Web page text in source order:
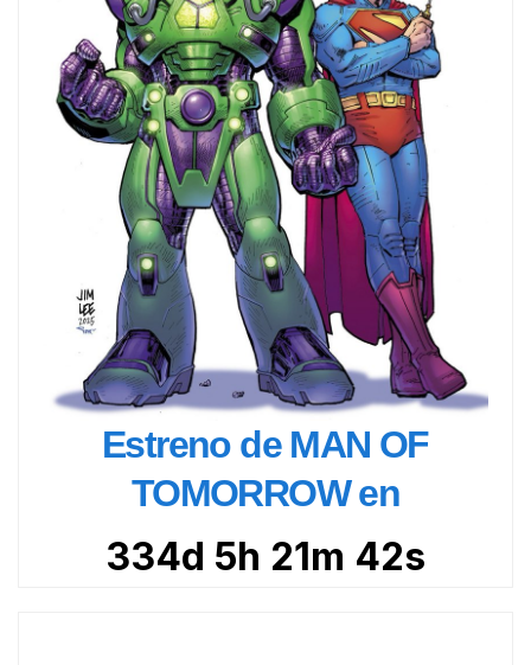
Estreno de MAN OF
TOMORROW en
334d 5h 21m 40s